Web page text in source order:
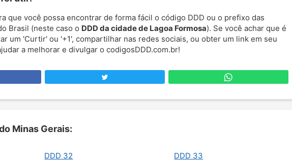
que você possa encontrar de forma fácil o código DDD ou o prefixo das
Brasil (neste caso o DDD da cidade de Lagoa Formosa). Se você achar que é
um 'Curtir' ou '+1', compartilhar nas redes sociais, ou obter um link em seu
a melhorar e divulgar o codigosDDD.com.br!
Minas Gerais:
DDD 32 DDD 33